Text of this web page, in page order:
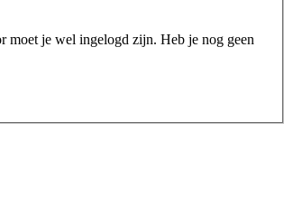
moet je wel ingelogd zijn. Heb je nog geen